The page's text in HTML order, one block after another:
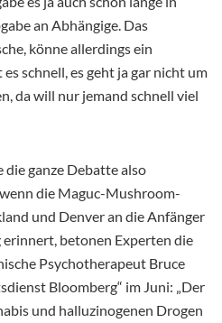
an Abhängige. Das
könne allerdings ein
schnell, es geht ja gar nicht um
da will nur jemand schnell viel
ganze Debatte also
die Maguc-Mushroom-
und Denver an die Anfänger
betonen Experten die
Psychotherapeut Bruce
Bloomberg“ im Juni: „Der
und halluzinogenen Drogen